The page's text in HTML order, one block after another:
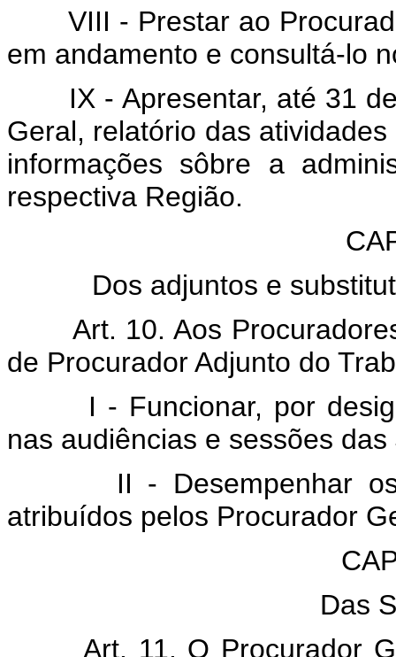
VIII - Prestar ao
em andamento e consultá-lo
IX - Apresentar, até 31
Geral, relatório das
informações sôbre a
respectiva Região.
Dos adjuntos e
Art. 10. Aos
de Procurador Adjunto do
I - Funcionar, por
nas audiências e sessões
II - Desempenhar
atribuídos pelos Procurador
Das
Art. 11. O Procurador